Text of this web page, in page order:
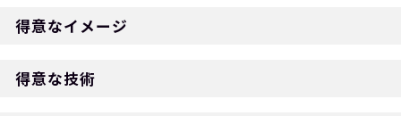
得意なイメージ
得意な技術